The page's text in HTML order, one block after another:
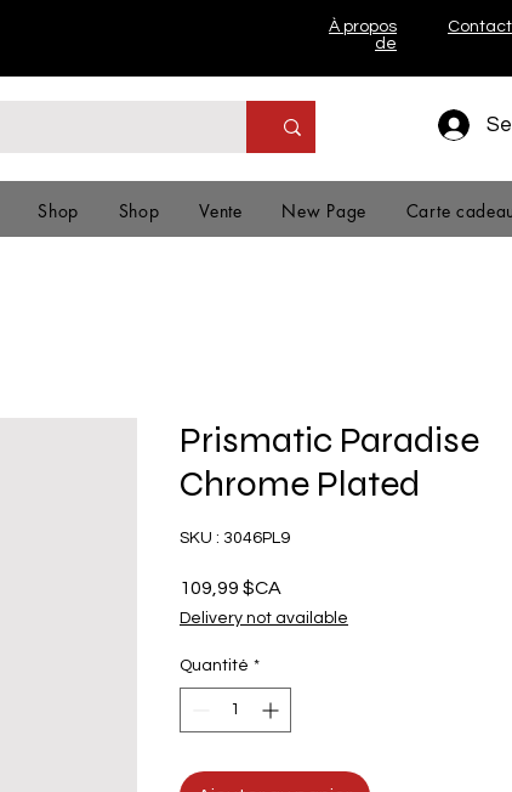
À propos
de
Contact
Shop Shop Vente New Page Carte cadeau
Prismatic Paradise
Chrome Plated
SKU : 3046PL9
109,99 $CA
Delivery not available
Quantité *